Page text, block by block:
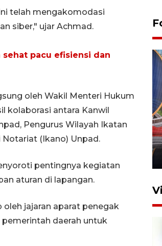
telah mengakomodasi
siber," ujar Achmad.
sehat pacu efisiensi dan
oleh Wakil Menteri Hukum
kolaborasi antara Kanwil
Pengurus Wilayah Ikatan
Notariat (Ikano) Unpad.
pentingnya kegiatan
aturan di lapangan.
jajaran aparat penegak
daerah untuk
V DPR tinjau
sebidang di
Bogor